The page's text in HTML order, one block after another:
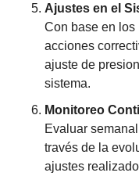
Ajustes en el
Con base en los
acciones
ajuste de
sistema.
Monitoreo
Evaluar
través de la
ajustes